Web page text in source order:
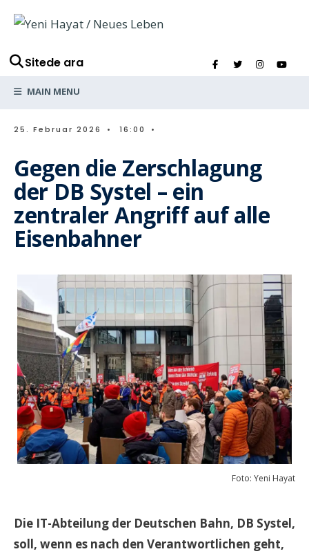
Sitede ara
MAIN MENU
25. Februar 2026 • 16:00 •
Gegen die Zerschlagung
der DB Systel – ein
zentraler Angriff auf alle
Eisenbahner
Foto: Yeni Hayat
Die IT-Abteilung der Deutschen Bahn, DB Systel,
soll, wenn es nach den Verantwortlichen geht,